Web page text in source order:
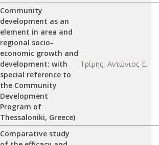
Community
development as an
element in area and
regional socio-
economic growth and
development: with
special reference to
the Community
Development
Program of
Thessaloniki, Greece)
Τρίμης, Αντώνιος Ε.
Comparative study